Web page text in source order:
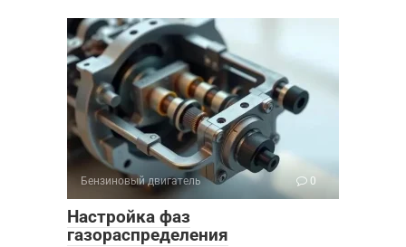
Бензиновый двигатель 0
Настройка фаз
газораспределения